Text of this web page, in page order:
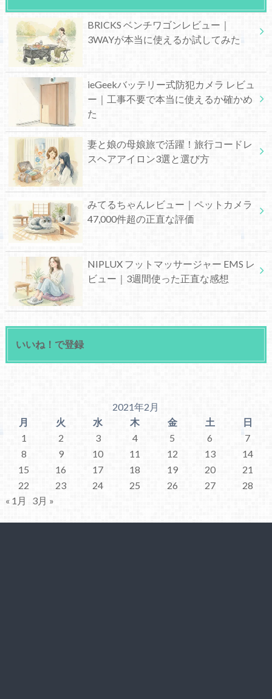
BRICKS ベンチワゴンレビュー｜
3WAYが本当に使えるか試してみた
ieGeekバッテリー式防犯カメラ レビュ
ー｜工事不要で本当に使えるか確かめ
た
妻と娘の母娘旅で活躍！旅行コードレ
スヘアアイロン3選と選び方
みてるちゃんレビュー｜ペットカメラ
47,000件超の正直な評価
NIPLUX フットマッサージャー EMS レ
ビュー｜3週間使った正直な感想
いいね！で登録
2021年2月
月
火 水 木 金 土
日
1
2 3 4 5 6
7
8
9 10 11 12 13
14
15
16 17 18 19 20
21
22
23 24 25 26 27
28
« 1月
3月 »